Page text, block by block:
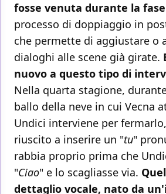
fosse venuta durante la fase
processo di doppiaggio in
che permette di aggiustare o
dialoghi alle scene già girate.
nuovo a questo tipo di
Nella quarta stagione,
ballo della neve in cui Vecna
Undici interviene per
riuscito a inserire un "tu"
rabbia proprio prima che
"Ciao" e lo scagliasse via.
dettaglio vocale, nato da